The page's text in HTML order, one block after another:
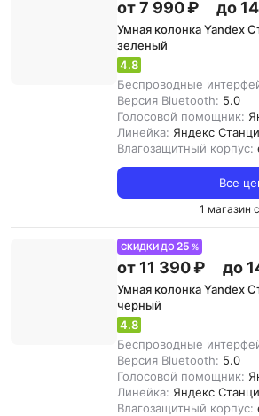
от 7 990 ₽ до
Умная колонка Yandex
зеленый
4.8
Беспроводные
Версия Bluetooth: 5.0
Голосовой помощник:
Линейка: Яндекс
Влагозащитный корпус:
Все
1 магазин с
СКИДКИ ДО25 %
от 11 390 ₽ до
Умная колонка Yandex
черный
4.8
Беспроводные
Версия Bluetooth: 5.0
Голосовой помощник:
Линейка: Яндекс
Влагозащитный корпус: